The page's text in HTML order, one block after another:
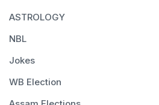
ASTROLOGY
NBL
Jokes
WB Election